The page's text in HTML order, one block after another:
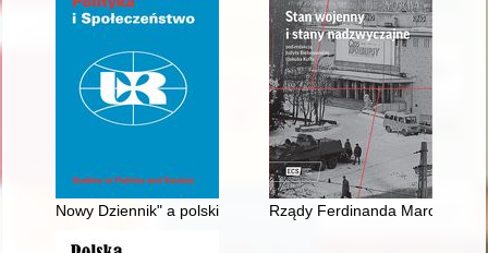
Nowy Dziennik" a polskie dążenia do SojuszuRządy Ferdinanda Marcosa